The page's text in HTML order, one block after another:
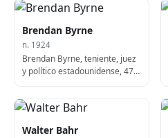
Brendan Byrne
n. 1924
Brendan Byrne, teniente, juez
y político estadounidense, 47º
Walter Bahr